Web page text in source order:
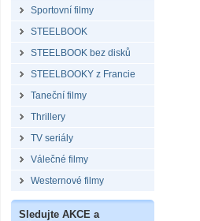
Sportovní filmy
STEELBOOK
STEELBOOK bez disků
STEELBOOKY z Francie
Taneční filmy
Thrillery
TV seriály
Válečné filmy
Westernové filmy
Sledujte AKCE a